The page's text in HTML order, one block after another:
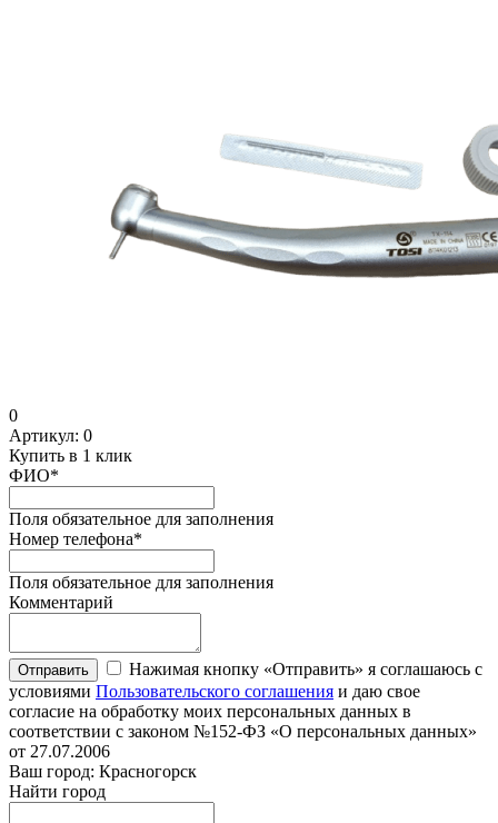
0
Артикул: 0
Купить в 1 клик
ФИО*
Поля обязательное для заполнения
Номер телефона*
Поля обязательное для заполнения
Комментарий
Отправить
Нажимая кнопку «Отправить» я соглашаюсь с
условиями Пользовательского соглашения и даю свое
согласие на обработку моих персональных данных в
соответствии с законом №152-ФЗ «О персональных данных»
от 27.07.2006
Ваш город: Красногорск
Найти город